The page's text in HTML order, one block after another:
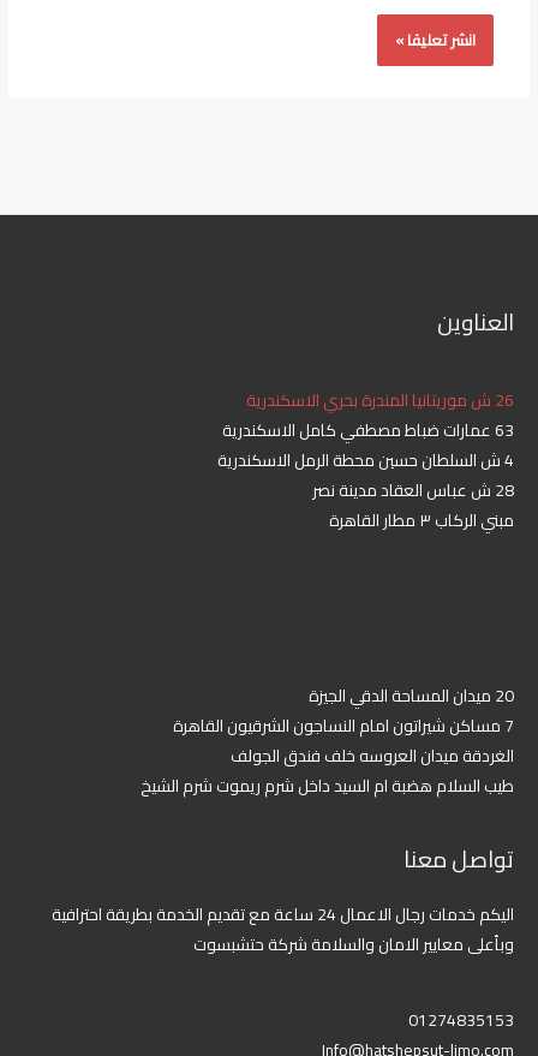
العناوين
26 ش موريتانيا المندرة بحري الاسكندرية
63 عمارات ضباط مصطفي كامل الاسكندرية
4 ش السلطان حسين محطة الرمل الاسكندرية
28 ش عباس العقاد مدينة نصر
مبني الركاب ٣ مطار القاهرة
20 ميدان المساحة الدقي الجيزة
7 مساكن شيراتون امام النساجون الشرقيون القاهرة
الغردقة ميدان العروسه خلف فندق الجولف
طيب السلام هضبة ام السيد داخل شرم ريموت شرم الشيخ
تواصل معنا
اليكم خدمات رجال الاعمال 24 ساعة مع تقديم الخدمة بطريقة احترافية
وبأعلى معايير الامان والسلامة شركة حتشبسوت
01274835153